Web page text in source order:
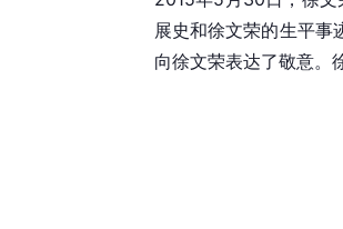
展史和徐文荣的生平事
向徐文荣表达了敬意。